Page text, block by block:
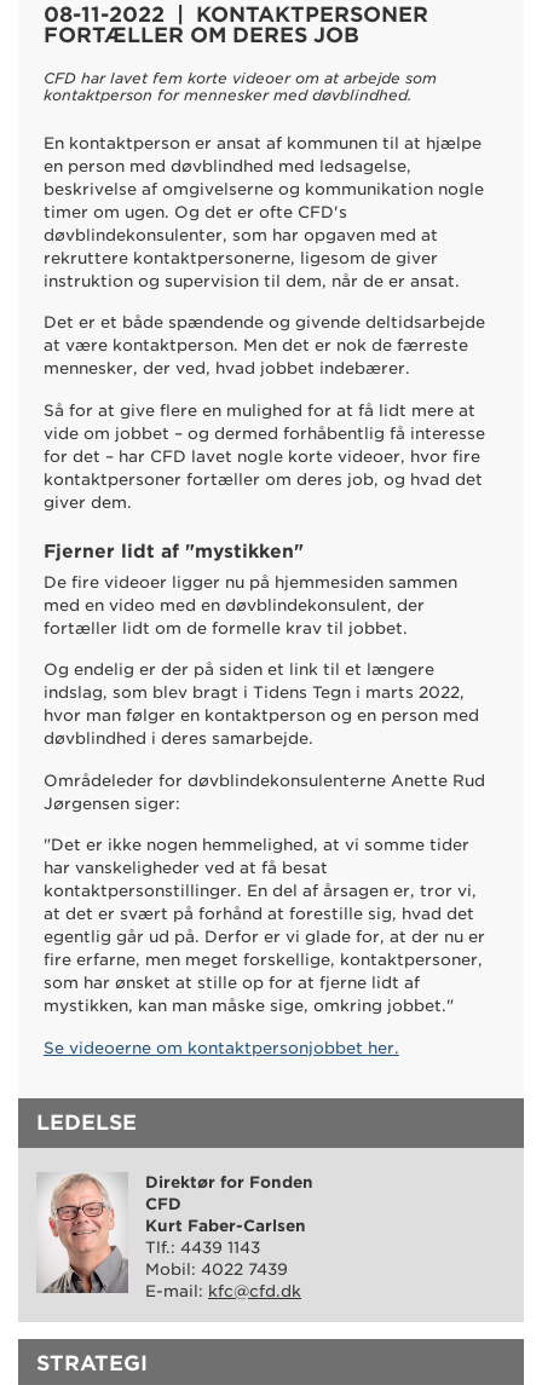
08-11-2022 | KONTAKTPERSONER
FORTÆLLER OM DERES JOB
CFD har lavet fem korte videoer om at arbejde som
kontaktperson for mennesker med døvblindhed.
En kontaktperson er ansat af kommunen til at hjælpe
en person med døvblindhed med ledsagelse,
beskrivelse af omgivelserne og kommunikation nogle
timer om ugen. Og det er ofte CFD's
døvblindekonsulenter, som har opgaven med at
rekruttere kontaktpersonerne, ligesom de giver
instruktion og supervision til dem, når de er ansat.
Det er et både spændende og givende deltidsarbejde
at være kontaktperson. Men det er nok de færreste
mennesker, der ved, hvad jobbet indebærer.
Så for at give flere en mulighed for at få lidt mere at
vide om jobbet – og dermed forhåbentlig få interesse
for det – har CFD lavet nogle korte videoer, hvor fire
kontaktpersoner fortæller om deres job, og hvad det
giver dem.
Fjerner lidt af "mystikken"
De fire videoer ligger nu på hjemmesiden sammen
med en video med en døvblindekonsulent, der
fortæller lidt om de formelle krav til jobbet.
Og endelig er der på siden et link til et længere
indslag, som blev bragt i Tidens Tegn i marts 2022,
hvor man følger en kontaktperson og en person med
døvblindhed i deres samarbejde.
Områdeleder for døvblindekonsulenterne Anette Rud
Jørgensen siger:
"Det er ikke nogen hemmelighed, at vi somme tider
har vanskeligheder ved at få besat
kontaktpersonstillinger. En del af årsagen er, tror vi,
at det er svært på forhånd at forestille sig, hvad det
egentlig går ud på. Derfor er vi glade for, at der nu er
fire erfarne, men meget forskellige, kontaktpersoner,
som har ønsket at stille op for at fjerne lidt af
mystikken, kan man måske sige, omkring jobbet."
Se videoerne om kontaktpersonjobbet her.
LEDELSE
Direktør for Fonden
CFD
Kurt Faber-Carlsen
Tlf.: 4439 1143
Mobil: 4022 7439
E-mail: kfc@cfd.dk
STRATEGI